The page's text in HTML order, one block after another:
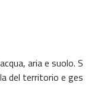
aria e suolo. S
del territorio e ges